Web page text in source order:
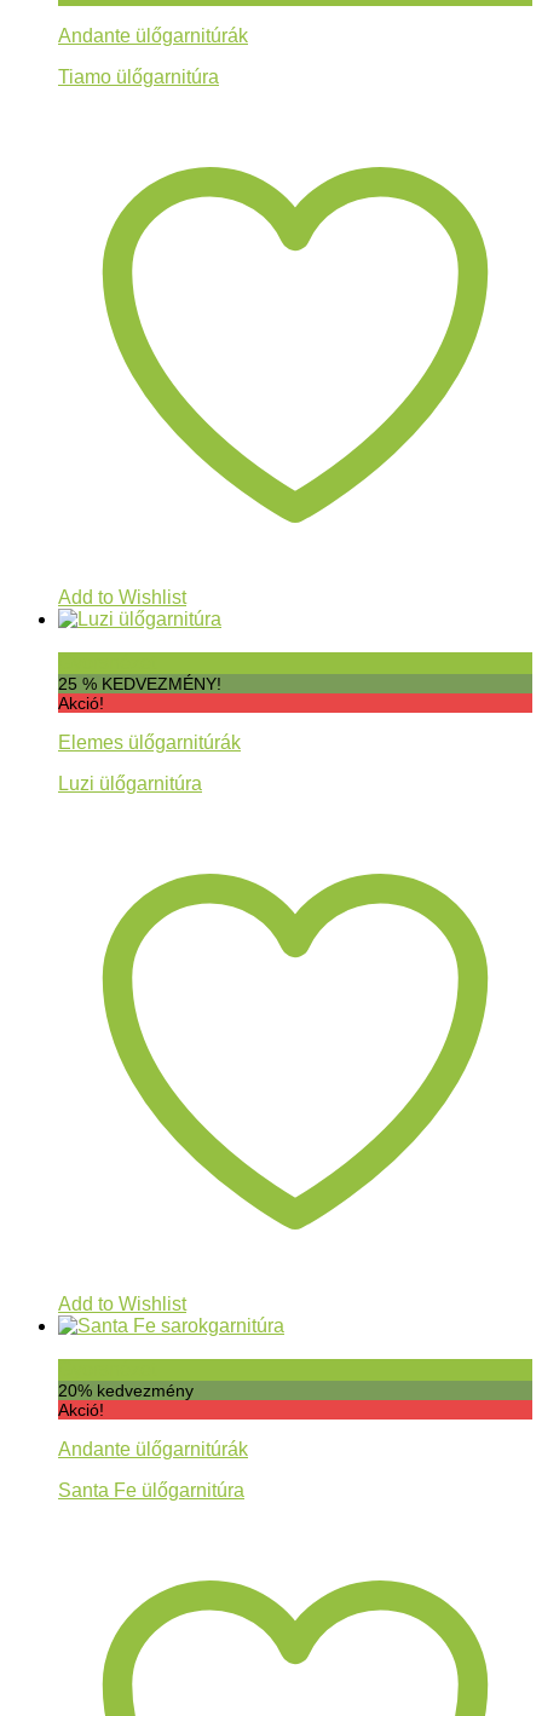
Andante ülőgarnitúrák
Tiamo ülőgarnitúra
Add to Wishlist
25 % KEDVEZMÉNY!
Akció!
Elemes ülőgarnitúrák
Luzi ülőgarnitúra
Add to Wishlist
20% kedvezmény
Akció!
Andante ülőgarnitúrák
Santa Fe ülőgarnitúra